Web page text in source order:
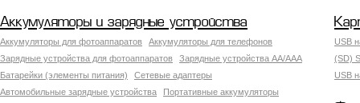
Аккумуляторы и зарядные устройства
Аккумуляторы для фотоаппаратов
Аккумуляторы для телефонов
Зарядные устройства для фотоаппаратов
Зарядные устройства AA/AAA
Батарейки (элементы питания)
Сетевые адаптеры
Автомобильные зарядные устройства
Портативные аккумуляторы
USB
(SD)
USB